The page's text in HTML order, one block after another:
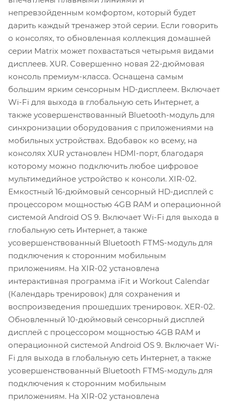
непревзойденным комфортом, который будет
дарить каждый тренажер этой серии. Если говорить
о консолях, то обновленная коллекция домашней
серии Matrix может похвастаться четырьмя видами
дисплеев. XUR. Совершенно новая 22-дюймовая
консоль премиум-класса. Оснащена самым
большим ярким сенсорным HD-дисплеем. Включает
Wi-Fi для выхода в глобальную сеть Интернет, а
также усовершенствованный Bluetooth-модуль для
синхронизации оборудования с приложениями на
мобильных устройствах. Вдобавок ко всему, на
консолях XUR установлен HDMI-порт, благодаря
которому можно подключить любое цифровое
мультимедийное устройство к консоли. XIR-02.
Емкостный 16-дюймовый сенсорный HD-дисплей с
процессором мощностью 4GB RAM и операционной
системой Android OS 9. Включает Wi-Fi для выхода в
глобальную сеть Интернет, а также
усовершенствованный Bluetooth FTMS-модуль для
подключения к сторонним мобильным
приложениям. На XIR-02 установлена
интерактивная программа iFit и Workout Calendar
(Календарь тренировок) для сохранения и
воспроизведения прошедших тренировок. XER-02.
Обновленный 10-дюймовый сенсорный дисплей
дисплей с процессором мощностью 4GB RAM и
операционной системой Android OS 9. Включает Wi-
Fi для выхода в глобальную сеть Интернет, а также
усовершенствованный Bluetooth FTMS-модуль для
подключения к сторонним мобильным
приложениям. На XIR-02 установлена